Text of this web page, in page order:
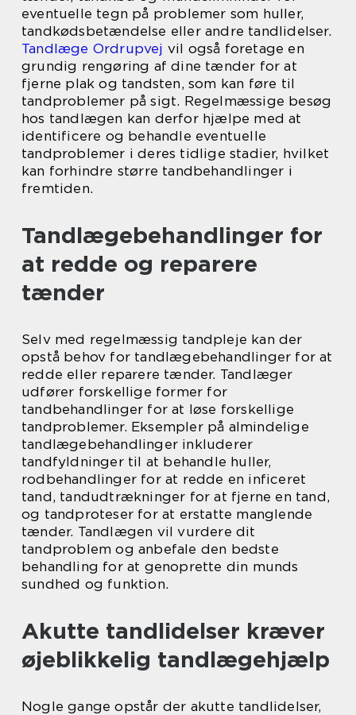
eventuelle tegn på problemer som huller,
tandkødsbetændelse eller andre tandlidelser.
Tandlæge Ordrupvej vil også foretage en
grundig rengøring af dine tænder for at
fjerne plak og tandsten, som kan føre til
tandproblemer på sigt. Regelmæssige besøg
hos tandlægen kan derfor hjælpe med at
identificere og behandle eventuelle
tandproblemer i deres tidlige stadier, hvilket
kan forhindre større tandbehandlinger i
fremtiden.
Tandlægebehandlinger for
at redde og reparere
tænder
Selv med regelmæssig tandpleje kan der
opstå behov for tandlægebehandlinger for at
redde eller reparere tænder. Tandlæger
udfører forskellige former for
tandbehandlinger for at løse forskellige
tandproblemer. Eksempler på almindelige
tandlægebehandlinger inkluderer
tandfyldninger til at behandle huller,
rodbehandlinger for at redde en inficeret
tand, tandudtrækninger for at fjerne en tand,
og tandproteser for at erstatte manglende
tænder. Tandlægen vil vurdere dit
tandproblem og anbefale den bedste
behandling for at genoprette din munds
sundhed og funktion.
Akutte tandlidelser kræver
øjeblikkelig tandlægehjælp
Nogle gange opstår der akutte tandlidelser,